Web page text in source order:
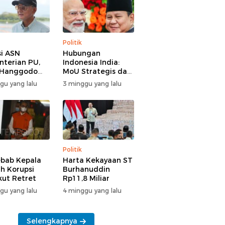
ASN
PU,
yang lalu
Politik
Hubungan
Indonesia India:
MoU Strategis dan
Tantangan Baru
3 minggu yang lalu
Kepala
Korupsi
Retret
yang lalu
Politik
Harta Kekayaan ST
Burhanuddin
Rp11,8 Miliar
4 minggu yang lalu
Selengkapnya